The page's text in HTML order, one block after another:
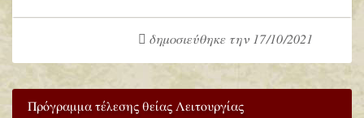
δημοσιεύθηκε την 17/10/2021
Πρόγραμμα τέλεσης θείας Λειτουργίας